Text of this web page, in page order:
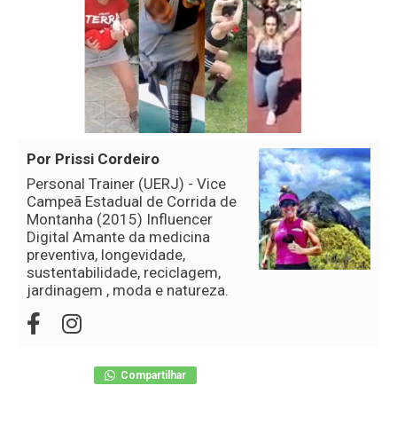
Por Prissi Cordeiro
Personal Trainer (UERJ) - Vice
Campeã Estadual de Corrida de
Montanha (2015) Influencer
Digital Amante da medicina
preventiva, longevidade,
sustentabilidade, reciclagem,
jardinagem , moda e natureza.
Compartilhar